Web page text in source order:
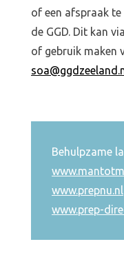
of een afspraak
de GGD. Dit kan
of gebruik maken
Behulpzame
www.prepnu.nl
www.prep-